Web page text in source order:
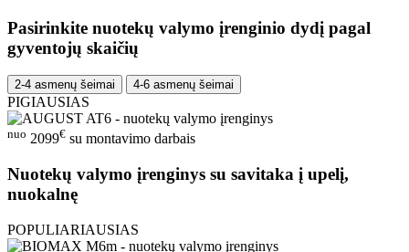
Pasirinkite nuotekų valymo įrenginio dydį pagal
gyventojų skaičių
2-4 asmenų šeimai 4-6 asmenų šeimai
PIGIAUSIAS
nuo 2099€ su montavimo darbais
Nuotekų valymo įrenginys su savitaka į upelį,
nuokalnę
POPULIARIAUSIAS